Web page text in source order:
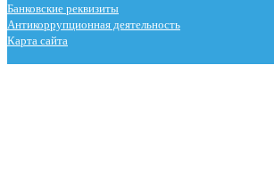
Банковские реквизиты
Антикоррупционная деятельность
Карта сайта